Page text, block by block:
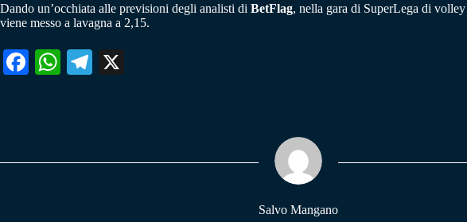
Dando un’occhiata alle previsioni degli analisti di BetFlag, nella gara di SuperLega di
viene messo a lavagna a 2,15.
Fa W
pp
Te
m
Salvo Mangano